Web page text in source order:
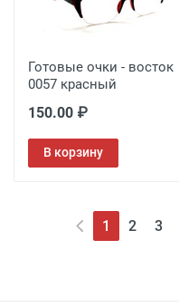
Готовые очки - восток
0057 красный
150.00 ₽
В корзину
1 2 3